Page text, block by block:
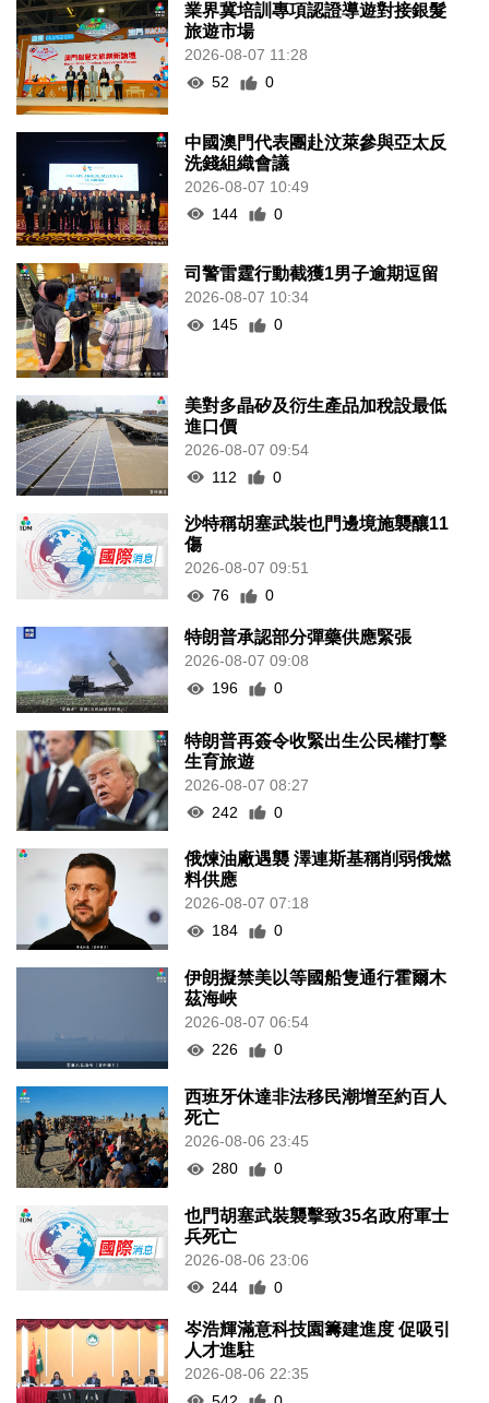
業界冀培訓專項認證導遊對接銀髮
旅遊市場
2026-08-07 11:28
52
0
中國澳門代表團赴汶萊參與亞太反
洗錢組織會議
2026-08-07 10:49
144
0
司警雷霆行動截獲1男子逾期逗留
2026-08-07 10:34
145
0
美對多晶矽及衍生產品加稅設最低
進口價
2026-08-07 09:54
112
0
沙特稱胡塞武裝也門邊境施襲釀11
傷
2026-08-07 09:51
76
0
特朗普承認部分彈藥供應緊張
2026-08-07 09:08
196
0
特朗普再簽令收緊出生公民權打擊
生育旅遊
2026-08-07 08:27
242
0
俄煉油廠遇襲 澤連斯基稱削弱俄燃
料供應
2026-08-07 07:18
184
0
伊朗擬禁美以等國船隻通行霍爾木
茲海峽
2026-08-07 06:54
226
0
西班牙休達非法移民潮增至約百人
死亡
2026-08-06 23:45
280
0
也門胡塞武裝襲擊致35名政府軍士
兵死亡
2026-08-06 23:06
244
0
岑浩輝滿意科技園籌建進度 促吸引
人才進駐
2026-08-06 22:35